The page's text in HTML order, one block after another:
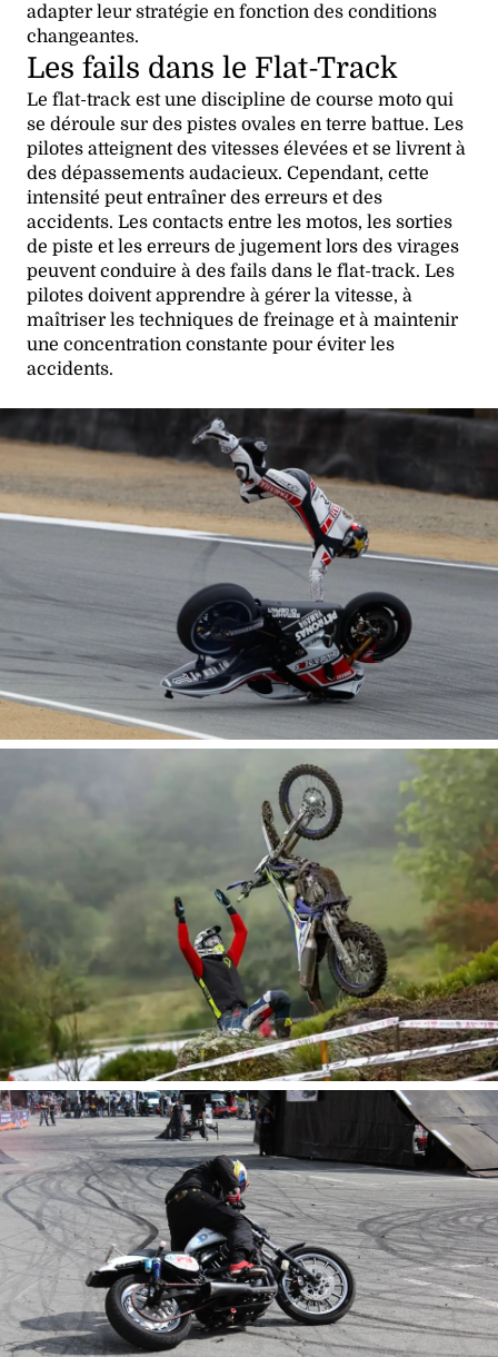
adapter leur stratégie en fonction des conditions
changeantes.
Les fails dans le Flat-Track
Le flat-track est une discipline de course moto qui
se déroule sur des pistes ovales en terre battue. Les
pilotes atteignent des vitesses élevées et se livrent à
des dépassements audacieux. Cependant, cette
intensité peut entraîner des erreurs et des
accidents. Les contacts entre les motos, les sorties
de piste et les erreurs de jugement lors des virages
peuvent conduire à des fails dans le flat-track. Les
pilotes doivent apprendre à gérer la vitesse, à
maîtriser les techniques de freinage et à maintenir
une concentration constante pour éviter les
accidents.